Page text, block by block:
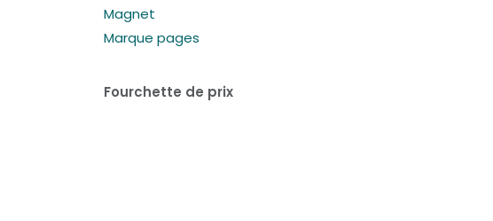
Magnet
Marque pages
Fourchette de prix